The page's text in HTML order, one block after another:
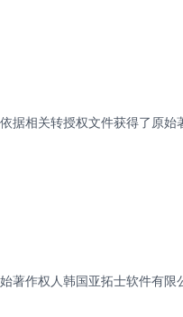
据相关转授权文件获得了原始
著作权人韩国亚拓士软件有限